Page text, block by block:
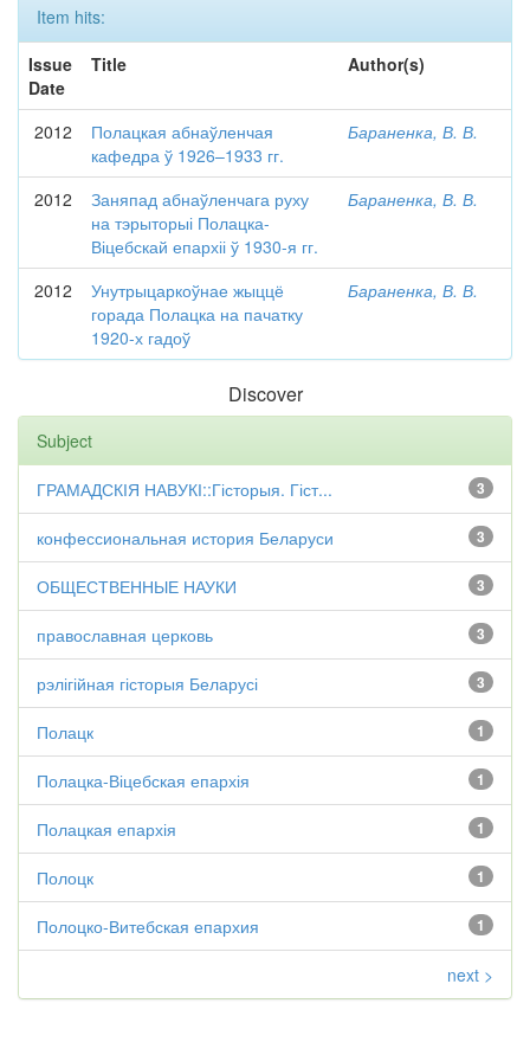
Item hits:
Issue
Date
Title Author(s)
2012
Полацкая абнаўленчая
кафедра ў 1926–1933 гг.
Бараненка, В. В.
2012
Заняпад абнаўленчага руху
на тэрыторыі Полацка-
Віцебскай епархіі ў 1930-я гг.
Бараненка, В. В.
2012
Унутрыцаркоўнае жыццё
горада Полацка на пачатку
1920-х гадоў
Бараненка, В. В.
Discover
Subject
3
ГРАМАДСКІЯ НАВУКІ::Гісторыя. Гіст...
3
конфессиональная история Беларуси
3
ОБЩЕСТВЕННЫЕ НАУКИ
3
православная церковь
3
рэлігійная гісторыя Беларусі
1
Полацк
1
Полацка-Віцебская епархія
1
Полацкая епархія
1
Полоцк
1
Полоцко-Витебская епархия
next >